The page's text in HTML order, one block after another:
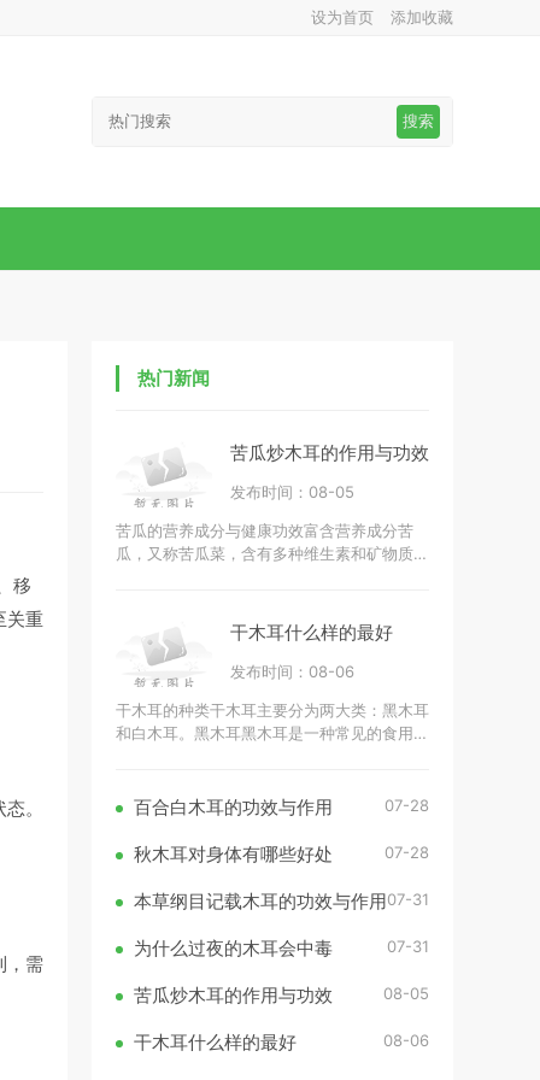
设为首页 添加收藏
搜索
移
关重
。
，需
热门新闻
苦瓜炒木耳的作用与功效
发布时间：08-05
苦瓜的营养成分与健康功效富含营养成分苦
瓜，又称苦瓜菜，含有多种维生素和矿物质。
干木耳什么样的最好
发布时间：08-06
干木耳的种类干木耳主要分为两大类：黑木耳
和白木耳。黑木耳黑木耳是一种常见的食用
百合白木耳的功效与作用 07-28
秋木耳对身体有哪些好处 07-28
本草纲目记载木耳的功效与作用07-31
为什么过夜的木耳会中毒 07-31
苦瓜炒木耳的作用与功效 08-05
干木耳什么样的最好 08-06